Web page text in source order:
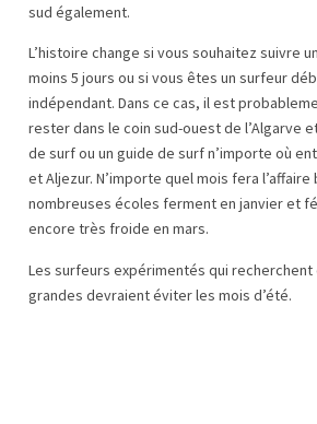
sud également.
L’histoire change si vous souhaitez suivre
moins 5 jours ou si vous êtes un surfeur
indépendant. Dans ce cas, il est
rester dans le coin sud-ouest de l’Algarve
de surf ou un guide de surf n’importe où
et Aljezur. N’importe quel mois fera l’affaire
nombreuses écoles ferment en janvier et
encore très froide en mars.
Les surfeurs expérimentés qui recherchent
grandes devraient éviter les mois d’été.